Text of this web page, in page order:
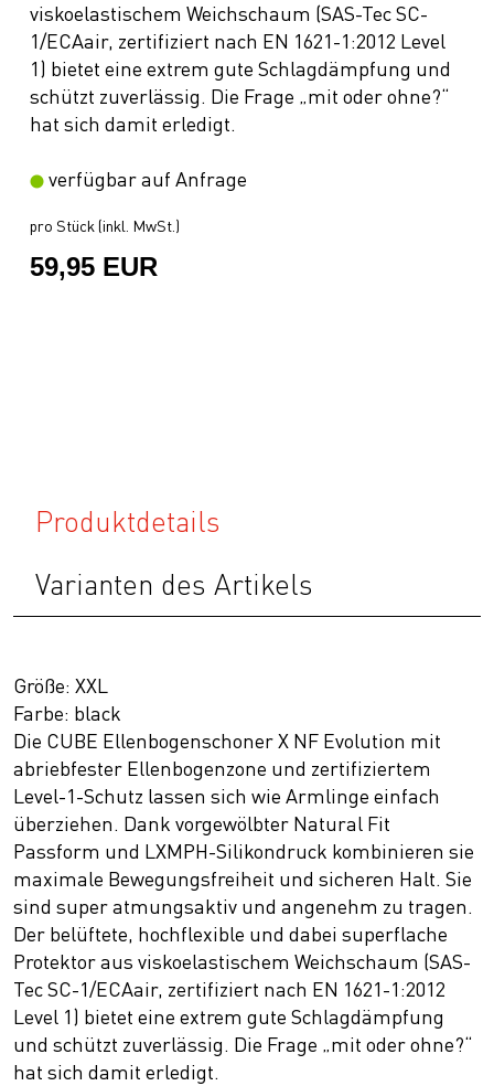
viskoelastischem Weichschaum (SAS-Tec SC-
1/ECAair, zertifiziert nach EN 1621-1:2012 Level
1) bietet eine extrem gute Schlagdämpfung und
schützt zuverlässig. Die Frage „mit oder ohne?“
hat sich damit erledigt.
verfügbar auf Anfrage
pro Stück (inkl. MwSt.)
59,95 EUR
Produktdetails
Varianten des Artikels
Größe: XXL
Farbe: black
Die CUBE Ellenbogenschoner X NF Evolution mit
abriebfester Ellenbogenzone und zertifiziertem
Level-1-Schutz lassen sich wie Armlinge einfach
überziehen. Dank vorgewölbter Natural Fit
Passform und LXMPH-Silikondruck kombinieren sie
maximale Bewegungsfreiheit und sicheren Halt. Sie
sind super atmungsaktiv und angenehm zu tragen.
Der belüftete, hochflexible und dabei superflache
Protektor aus viskoelastischem Weichschaum (SAS-
Tec SC-1/ECAair, zertifiziert nach EN 1621-1:2012
Level 1) bietet eine extrem gute Schlagdämpfung
und schützt zuverlässig. Die Frage „mit oder ohne?“
hat sich damit erledigt.